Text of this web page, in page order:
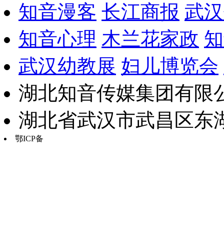
知音漫客 长江商报 武
知音心理 木兰花家政
武汉幼教展 妇儿博览会
湖北知音传媒集团有限
湖北省武汉市武昌区东
鄂ICP备